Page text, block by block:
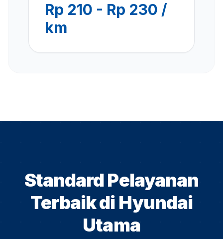
Rp 210 - Rp 230 /
km
Standard Pelayanan
Terbaik di Hyundai
Utama